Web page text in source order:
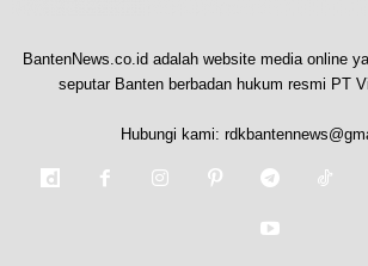
BantenNews.co.id adalah website media online
seputar Banten berbadan hukum resmi PT
Hubungi kami: